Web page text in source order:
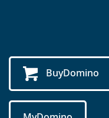
BuyDomino